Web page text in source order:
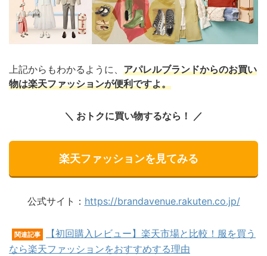
上記からもわかるように、 アパレルブランドからのお買い
物は楽天ファッションが便利ですよ。
＼ おトクに買い物するなら！ ／
楽天ファッションを見てみる
公式サイト： https://brandavenue.rakuten.co.jp/
関連記事
【初回購入レビュー】楽天市場と比較！服を買う
なら楽天ファッションをおすすめする理由